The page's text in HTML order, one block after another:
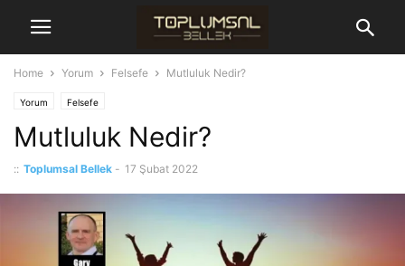
Home Yorum Felsefe Mutluluk Nedir?
Yorum Felsefe
Mutluluk Nedir?
:: Toplumsal Bellek - 17 Şubat 2022